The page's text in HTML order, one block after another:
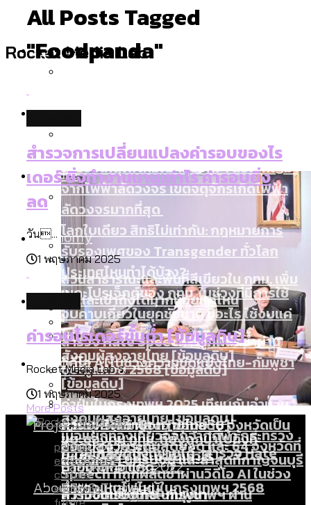
Rocket Media Lab
Politics
สำรวจร่างงบปี 70 ของ กทม. สำนักการ
จราจรฯ เพิ่ม 150% มีเพียง 5 เขตที่งบเพิ่ม
โดยเขตจตุจักรสูงสุด
เมื่อแยกท่องเที่ยวออกจากกีฬา กระทรวง
ใหม่จะมีงบฯ ประมาณเท่าไร
Environment
สำรวจเหตุไฟไหม้ในกรุงเทพฯ ส่วนใหญ่มา
จากไฟฟ้าลัดวงจร เขตจตุจักรเกิดไฟฟ้า
ลัดวงจรมากที่สุด
สวนสาธารณะและพื้นที่สีเขียวใน กทม. เพิ่ม
ขึ้นและเข้าถึงได้มากน้อยแค่ไหน
ขยะมูลฝอย 2568 [ข้อมูลดิบ]
ขยะของคน กทม. ที่ยังถูกนำไปทิ้งที่
ฉะเชิงเทรา นครปฐม และล่าสุดที่กาญจนบุรี
Culture
โลกใบเดียว สิทธิไม่เท่ากัน: กฎหมายการ
รับรองเพศของ Transgender ทั่วโลก
ประเทศไหนทำได้บ้าง?
สำรวจ Hate Speech ที่ถูกผลิตซ้ำผ่าน
วิดีโอ AI ในช่วงความขัดแย้งไทย-กัมพูชา
[ข้อมูลดิบ]
ความเกลียดชังที่ขายได้ : สำรวจ Hate
Speech ที่ถูกผลิตซ้ำผ่านวิดีโอ AI ในช่วง
ความขัดแย้งไทย-กัมพูชา
Economy
เมกะโปรเจ็กต์ของ กทม. ในช่วงที่มีการใช้
งบคาบเกี่ยวในยุคชัชชาติ มีอะไร ใช้งบแค่
ไหน
ค่าฝุ่นในกรุงเทพฯ 2025 เทียบกับจำนวน
ควันบุหรี่ที่เข้าปอด [ข้อมูลดิบ]
สำรวจเศรษฐกิจในกรุงเทพฯ ผ่าน
Future
สังคมผู้สูงอายุไทย [ข้อมูลดิบ]
สำรวจสังคมผู้สูงอายุไทย : 6 จังหวัดเป็น
สังคมสูงวัยระดับสุดยอด และ 64 จังหวัดที่
ตายมากกว่าเกิด
Database
สังคมผู้สูงอายุไทย [ข้อมูลดิบ]
สำรวจเหตุไฟไหม้ในกรุงเทพฯ 2568
Project
Bangkok Index
Bangkok Index 2022
DEMO Thailand
About Us
All Posts Tagged
"foodpanda"
สำรวจการเปลี่ยนแปลงค่ารอบของไร
เดอร์ ยิ่งทำงานนานเท่าไร ค่ารอบยิ่ง
ลด
วัน...
1 พฤษภาคม 2025
ค่ารอบไรเดอร์ขั้นต่ำ [ข้อมูลดิบ]
Rocket Media Lab ร...
1 พฤษภาคม 2025
More Posts
politics
environment
culture
economy
future